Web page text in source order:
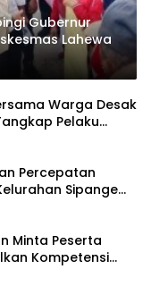
Gubernur
Lahewa
Warga Desak
Pelaku
Truk PT KAP
Percepatan
Sipange
Minta Peserta
Kompetensi